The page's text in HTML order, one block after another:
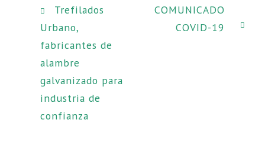
Navegación
de
entradas
Trefilados
Urbano,
fabricantes de
alambre
galvanizado para
industria de
confianza
COMUNICADO
COVID-19